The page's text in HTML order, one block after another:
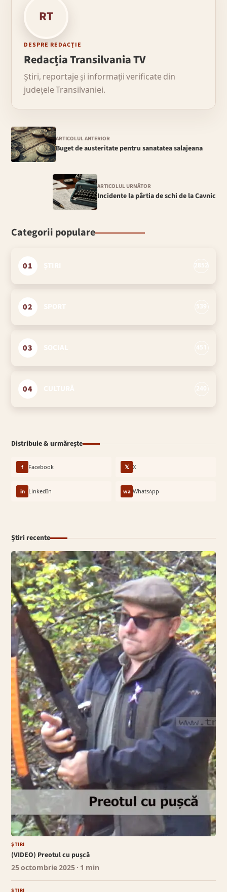
RT
DESPRE REDACȚIE
Redacția Transilvania TV
Știri, reportaje și informații verificate din
județele Transilvaniei.
ARTICOLUL ANTERIOR
Buget de austeritate pentru sanatatea salajeana
ARTICOLUL URMĂTOR
Incidente la pârtia de schi de la Cavnic
Categorii populare
01
02
03
04
Distribuie & urmărește
f Facebook 𝕏 X
in LinkedIn wa WhatsApp
Știri recente
ȘTIRI
(VIDEO) Preotul cu pușcă
25 octombrie 2025 · 1 min